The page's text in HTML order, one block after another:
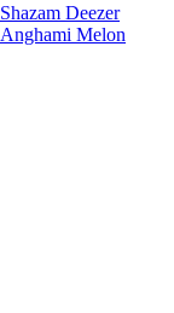
Shazam Deezer
Anghami Melon